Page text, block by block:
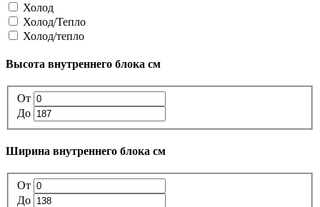
Холод
Холод/Тепло
Холод/тепло
Высота внутреннего блока см
От
До
Ширина внутреннего блока см
От
До